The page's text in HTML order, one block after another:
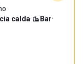
calda· Bar·